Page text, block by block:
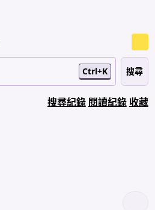
Ctrl+K
搜尋紀錄 閱讀紀錄 收藏